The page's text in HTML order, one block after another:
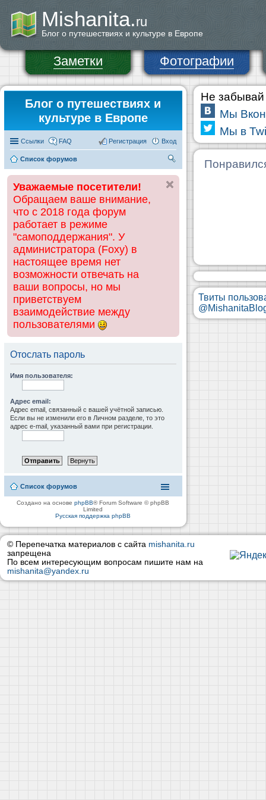
Mishanita.ru
Блог о путешествиях и культуре в Европе
Заметки Фотографии
Блог о путешествиях и
культуре в Европе
Ссылки FAQ Вход
Регистрация
Список форумов
ск
Уважаемые посетители!
Обращаем ваше внимание,
что с 2018 года форум
работает в режиме
"самоподдержания". У
администратора (Foxy) в
настоящее время нет
возможности отвечать на
ваши вопросы, но мы
приветствуем
взаимодействие между
пользователями
Отослать пароль
Имя пользователя:
Адрес email:
Адрес email, связанный с вашей учётной записью.
Если вы не изменили его в Личном разделе, то это
адрес e-mail, указанный вами при регистрации.
Список форумов
Создано на основеphpBB® Forum Software © phpBB
Limited
Русская поддержка phpBB
Не забывай
Мы
Мы в
Твиты
© Перепечатка материалов с сайта mishanita.ru
запрещена
По всем интересующим вопросам пишите нам на
mishanita@yandex.ru